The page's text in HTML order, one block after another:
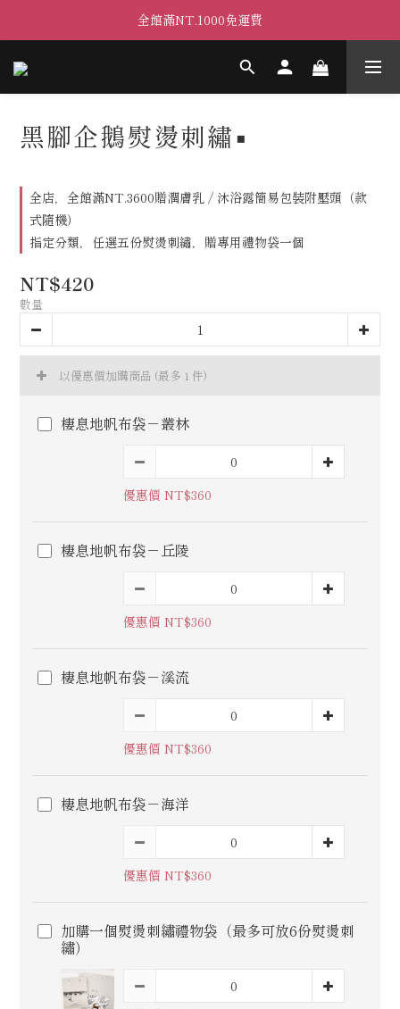
全館滿NT.1000免運費
黑腳企鵝熨燙刺繡▪
全店，全館滿NT.3600贈潤膚乳 / 沐浴露簡易包裝附壓頭（款
式隨機）
指定分類，任選五份熨燙刺繡，贈專用禮物袋一個
NT$420
數量
以優惠價加購商品 (最多 1 件)
棲息地帆布袋－叢林
優惠價 NT$360
棲息地帆布袋－丘陵
優惠價 NT$360
棲息地帆布袋－溪流
優惠價 NT$360
棲息地帆布袋－海洋
優惠價 NT$360
加購一個熨燙刺繡禮物袋（最多可放6份熨燙刺
繡）